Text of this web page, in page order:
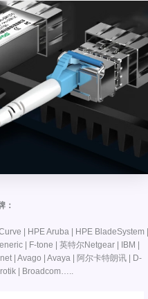
：
| HPE Aruba | HPE BladeSystem |
| F-tone | 英特尔Netgear | IBM |
| Avago | Avaya | 阿尔卡特朗讯 | D-
| Broadcom…..